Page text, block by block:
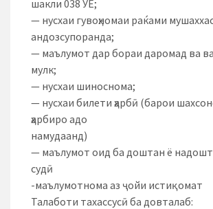
шакли 038 УЕ;
— нусхаи гувоҳномаи раќами
андозсупоранда;
— маълумот дар бораи даромад ва
мулк;
— нусхаи шиноснома;
— нусхаи билети ҳарбӣ (барои
ҳарбиро адо
намудаанд)
— маълумот оид ба доштан ё
судӣ
-маълумотнома аз ҷойи истиқомат
Талаботи тахассусӣ ба довталаб: